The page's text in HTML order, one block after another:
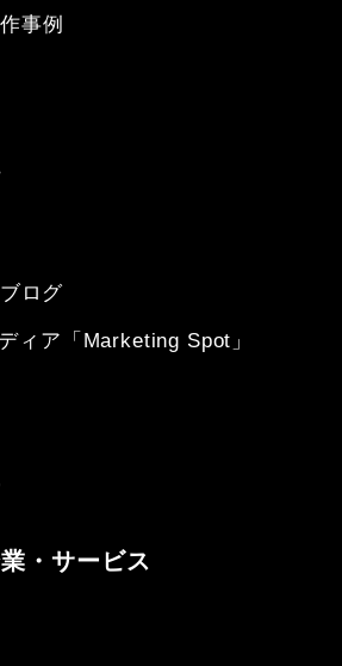
事例
ログ
ィア「Marketing Spot」
・サービス